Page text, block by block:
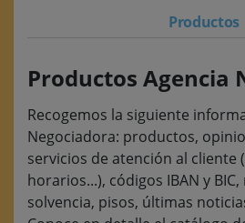
Productos
Productos Agencia
Recogemos la siguiente
Negociadora: productos,
servicios de atención al cliente
horarios...), códigos IBAN y
solvencia, pisos, últimas